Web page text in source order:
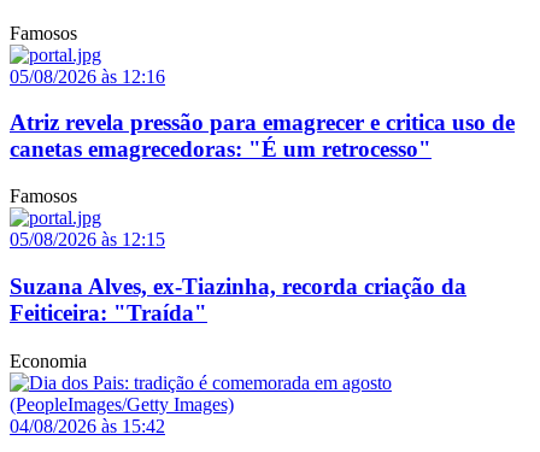
Famosos
05/08/2026 às 12:16
Atriz revela pressão para emagrecer e critica uso de
canetas emagrecedoras: "É um retrocesso"
Famosos
05/08/2026 às 12:15
Suzana Alves, ex-Tiazinha, recorda criação da
Feiticeira: "Traída"
Economia
04/08/2026 às 15:42